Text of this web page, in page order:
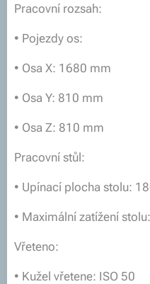
Pracovní rozsah:
• Pojezdy os:
• Osa X: 1680 mm
• Osa Y: 810 mm
• Osa Z: 810 mm
Pracovní stůl:
• Upínací plocha stolu:
• Maximální zatížení
Vřeteno:
• Kužel vřetene: ISO 50